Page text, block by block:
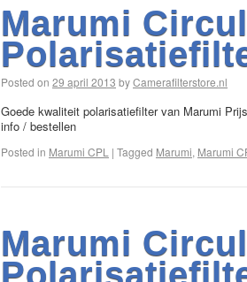
Marumi
Posted on 29 april 2013 byCamerafilterstore.nl
Goede kwaliteit polarisatiefilter van Marumi
info / bestellen
Posted in Marumi CPL | Tagged Marumi, Marumi
Marumi